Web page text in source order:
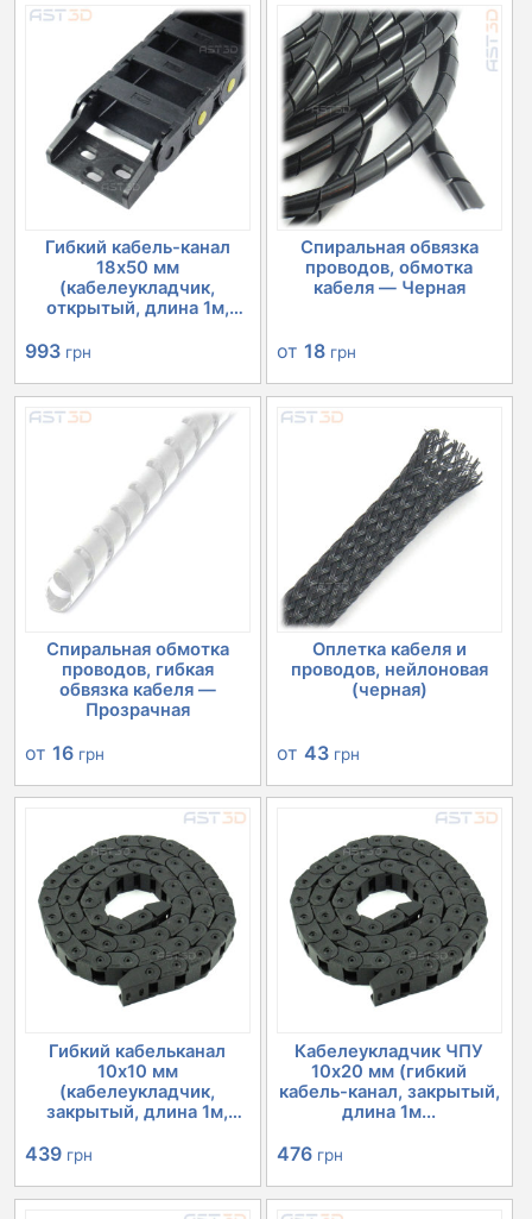
Гибкий кабель-канал
18х50 мм
(кабелеукладчик,
открытый, длина 1м,
993 грн
Спиральная обвязка
проводов, обмотка
кабеля — Черная
от 18 грн
Спиральная обмотка
проводов, гибкая
обвязка кабеля —
Прозрачная
от 16 грн
Оплетка кабеля и
проводов, нейлоновая
(черная)
от 43 грн
Гибкий кабельканал
10х10 мм
(кабелеукладчик,
закрытый, длина 1м,
439 грн
Кабелеукладчик ЧПУ
10х20 мм (гибкий
кабель-канал, закрытый,
длина 1м...
476 грн